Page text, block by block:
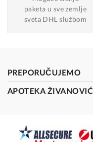
paketa u sve zemlje
sveta DHL službom
PREPORUČUJEMO
APOTEKA ŽIVANOVIĆ